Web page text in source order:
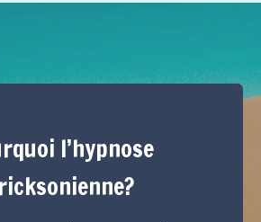
l’hypnose